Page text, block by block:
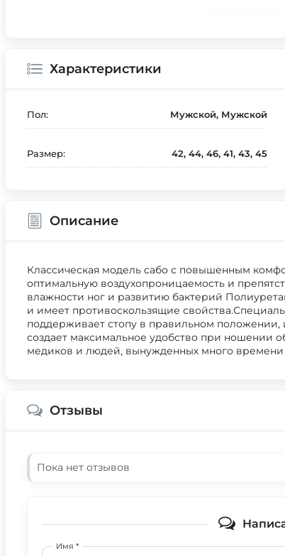
Характеристики
Пол: Мужской, Мужской
Размер: 42, 44, 46, 41, 43, 45
Описание
Классическая модель сабо с повышенным
оптимальную воздухопроницаемость и
влажности ног и развитию бактерий
и имеет противоскользящие
поддерживает стопу в правильном
создает максимальное удобство при ношении
медиков и людей, вынужденных много времени
Отзывы
Пока нет отзывов
Имя *